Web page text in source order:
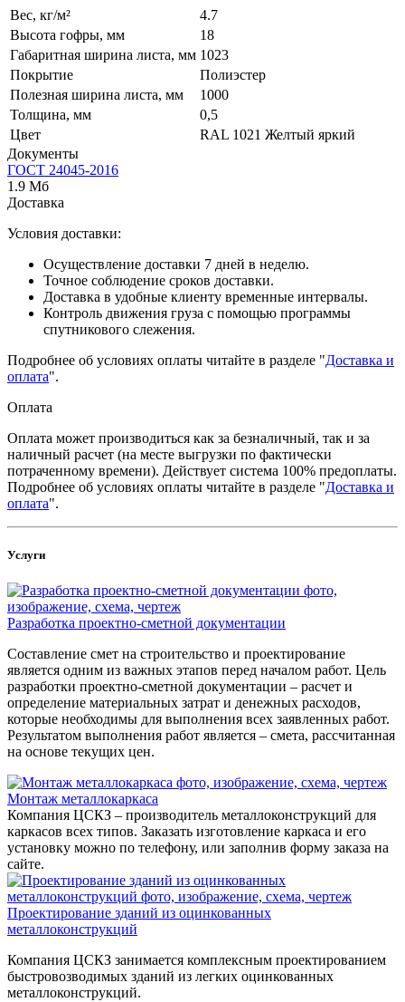
Вес, кг/м²
4.7
Высота гофры, мм
18
Габаритная ширина листа, мм 1023
Покрытие
Полиэстер
Полезная ширина листа, мм
1000
Толщина, мм
0,5
Цвет
RAL 1021 Желтый яркий
Документы
ГОСТ 24045-2016
1.9 Мб
Доставка
Условия доставки:
Осуществление доставки 7 дней в неделю.
Точное соблюдение сроков доставки.
Доставка в удобные клиенту временные интервалы.
Контроль движения груза с помощью программы
спутникового слежения.
Подробнее об условиях оплаты читайте в разделе "Доставка и
оплата".
Оплата
Оплата может производиться как за безналичный, так и за
наличный расчет (на месте выгрузки по фактически
потраченному времени). Действует система 100% предоплаты.
Подробнее об условиях оплаты читайте в разделе "Доставка и
оплата".
Услуги
Разработка проектно-сметной документации
Составление смет на строительство и проектирование
является одним из важных этапов перед началом работ. Цель
разработки проектно-сметной документации – расчет и
определение материальных затрат и денежных расходов,
которые необходимы для выполнения всех заявленных работ.
Результатом выполнения работ является – смета, рассчитанная
на основе текущих цен.
Монтаж металлокаркаса
Компания ЦСКЗ – производитель металлоконструкций для
каркасов всех типов. Заказать изготовление каркаса и его
установку можно по телефону, или заполнив форму заказа на
сайте.
Проектирование зданий из оцинкованных
металлоконструкций
Компания ЦСКЗ занимается комплексным проектированием
быстровозводимых зданий из легких оцинкованных
металлоконструкций.